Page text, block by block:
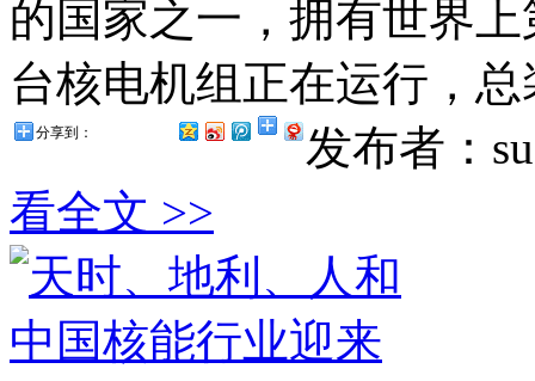
的国家之一，拥有世界
台核电机组正在运行，
发布者：
分享到：
看全文 >>